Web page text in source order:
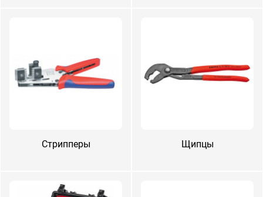
Стрип­пе­ры Щипцы